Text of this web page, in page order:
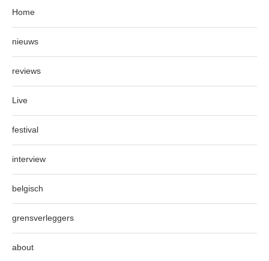
Home
nieuws
reviews
Live
festival
interview
belgisch
grensverleggers
about